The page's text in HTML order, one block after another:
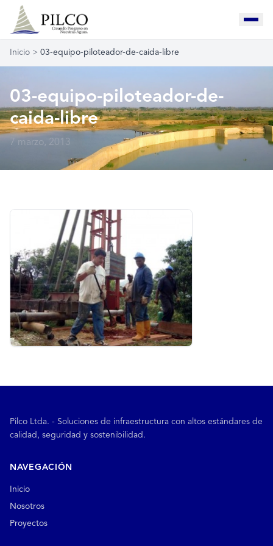
Inicio > 03-equipo-piloteador-de-caida-libre
03-equipo-piloteador-de-
caida-libre
7 marzo, 2013
Pilco Ltda. - Soluciones de infraestructura con altos estándares de
calidad, seguridad y sostenibilidad.
NAVEGACIÓN
Inicio
Nosotros
Proyectos